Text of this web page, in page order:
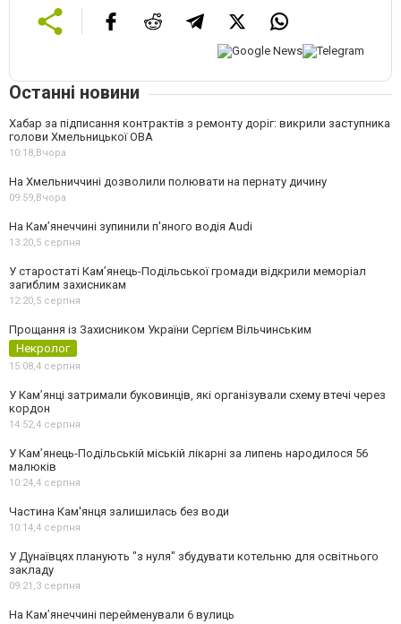
Останні новини
Хабар за підписання контрактів з ремонту доріг: викрили заступника
голови Хмельницької ОВА
10:18, Вчора
На Хмельниччині дозволили полювати на пернату дичину
09:59, Вчора
На Камʼянеччині зупинили п'яного водія Audi
13:20,5 серпня
У старостаті Кам’янець-Подільської громади відкрили меморіал
загиблим захисникам
12:20,5 серпня
Прощання із Захисником України Сергієм Вільчинським
Некролог
15:08,4 серпня
У Кам’янці затримали буковинців, які організували схему втечі через
кордон
14:52,4 серпня
У Кам’янець-Подільській міській лікарні за липень народилося 56
малюків
10:24,4 серпня
Частина Кам'янця залишилась без води
10:14,4 серпня
У Дунаївцях планують "з нуля" збудувати котельню для освітнього
закладу
09:21,3 серпня
На Камʼянеччині перейменували 6 вулиць